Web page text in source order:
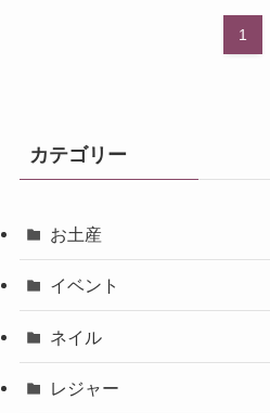
1
カテゴリー
お土産
イベント
ネイル
レジャー